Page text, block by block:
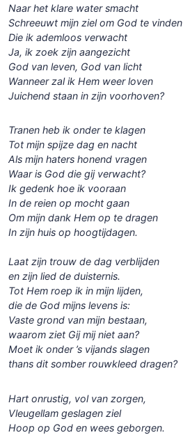
Naar het klare water smacht
Schreeuwt mijn ziel om God te vinden
Die ik ademloos verwacht
Ja, ik zoek zijn aangezicht
God van leven, God van licht
Wanneer zal ik Hem weer loven
Juichend staan in zijn voorhoven?
Tranen heb ik onder te klagen
Tot mijn spijze dag en nacht
Als mijn haters honend vragen
Waar is God die gij verwacht?
Ik gedenk hoe ik vooraan
In de reien op mocht gaan
Om mijn dank Hem op te dragen
In zijn huis op hoogtijdagen.
Laat zijn trouw de dag verblijden
en zijn lied de duisternis.
Tot Hem roep ik in mijn lijden,
die de God mijns levens is:
Vaste grond van mijn bestaan,
waarom ziet Gij mij niet aan?
Moet ik onder ’s vijands slagen
thans dit somber rouwkleed dragen?
Hart onrustig, vol van zorgen,
Vleugellam geslagen ziel
Hoop op God en wees geborgen.